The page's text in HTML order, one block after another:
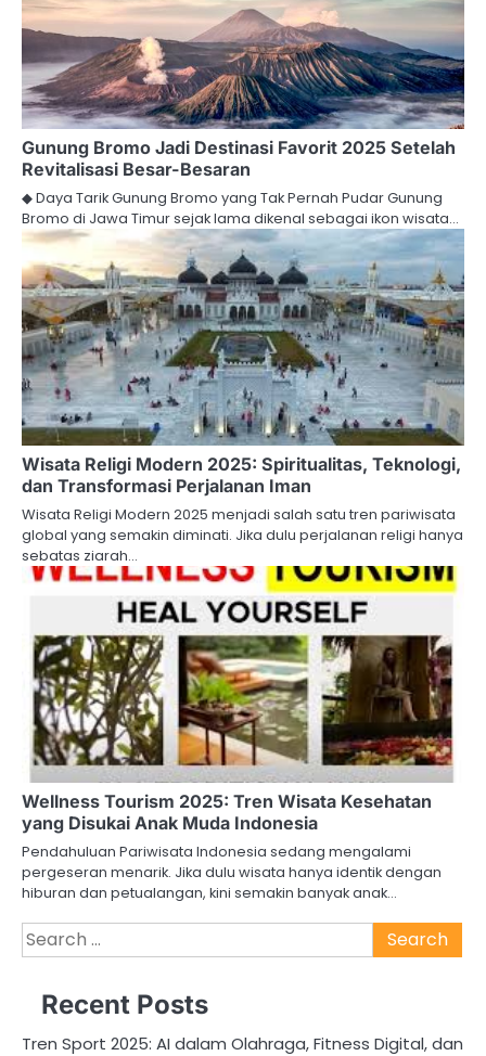
Gunung Bromo Jadi Destinasi Favorit 2025 Setelah
Revitalisasi Besar-Besaran
◆ Daya Tarik Gunung Bromo yang Tak Pernah Pudar Gunung
Bromo di Jawa Timur sejak lama dikenal sebagai ikon wisata…
Wisata Religi Modern 2025: Spiritualitas, Teknologi,
dan Transformasi Perjalanan Iman
Wisata Religi Modern 2025 menjadi salah satu tren pariwisata
global yang semakin diminati. Jika dulu perjalanan religi hanya
sebatas ziarah…
Wellness Tourism 2025: Tren Wisata Kesehatan
yang Disukai Anak Muda Indonesia
Pendahuluan Pariwisata Indonesia sedang mengalami
pergeseran menarik. Jika dulu wisata hanya identik dengan
hiburan dan petualangan, kini semakin banyak anak…
Search
for:
Recent Posts
Tren Sport 2025: AI dalam Olahraga, Fitness Digital, dan